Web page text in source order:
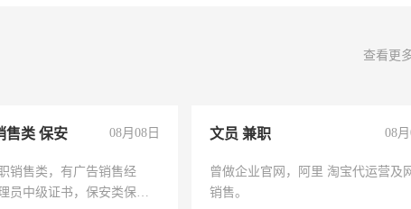
查看更
售类 保安 08月08日
销售类，有广告销售经
员中级证书，保安类保安
文员 兼职 08
曾做企业官网，阿里 淘宝代运营及
销售。